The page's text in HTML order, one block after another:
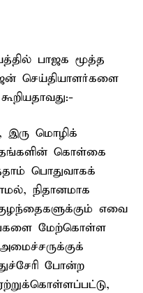
பாஜக மூத்த
செய்தியாளர்களை
இரு மொழிக்
தங்களின் கொள்கை
பொதுவாகக்
நிதானமாக
எவை
மேற்கொள்ள
போன்ற